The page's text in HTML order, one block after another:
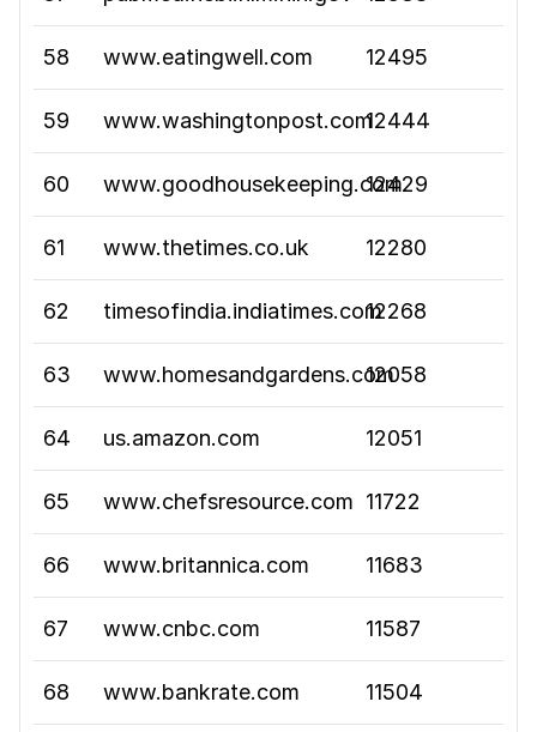
58 www.eatingwell.com 12495
59 www.washingtonpost.com12444
60 www.goodhousekeeping.com
12429
61 www.thetimes.co.uk 12280
62 timesofindia.indiatimes.com12268
63 www.homesandgardens.com12058
64 us.amazon.com 12051
65 www.chefsresource.com 11722
66 www.britannica.com 11683
67 www.cnbc.com 11587
68 www.bankrate.com 11504